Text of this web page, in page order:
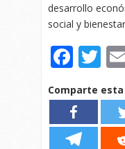
desarrollo
social y
Comparte